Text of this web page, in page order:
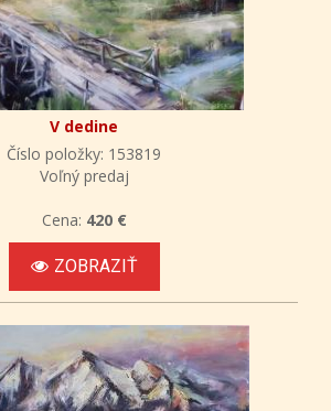
V dedine
Číslo položky: 153819
Voľný predaj
Cena: 420 €
ZOBRAZIŤ